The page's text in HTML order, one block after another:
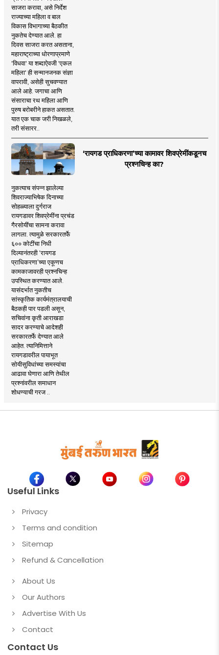
साजरा करावा, असे निर्देश
राज्याच्या महिला व बाल
विकास विभागाच्या बैठकीत
नुकतेच देण्यात आले. हा
दिवस साजरा करत असताना,
महाराष्ट्राच्या धोरणाप्रमाणे
'विधवा' या शब्दाऐवजी 'एकल
महिला' ही सन्मानजनक संज्ञा
वापरावी, असेही सुचवण्यात
आले आहे. जगाचा आणि
संसाराचा रथ महिला आणि
पुरुष बरोबरीने हाकत असतात.
यात एक चाक जरी निखळले,
तरी संसारर..
‘रायगड प्राधिकरणा’च्या कामावर शिवप्रेमींकडूनच
प्रश्नचिन्ह का?
नुकत्याच संपन्न झालेल्या
शिवराज्याभिषेक दिनाच्या
सोहळ्याला दुर्गराज
रायगडावर शिवप्रेमींना प्रचंड
गैरसोयींचा सामना करावा
लागला. त्यामुळे सरकारतर्फे
६०० कोटींचा निधी
दिल्यानंतरही ‘रायगड
प्राधिकरणा’च्या एकूणच
कामकाजावरही प्रश्नचिन्ह
उपस्थित करण्यात आले.
यासंदर्भात नुकतीच
सांस्कृतिक कार्यमंत्रालयाची
बैठकही पार पडली असून,
सचिवांना कृती आराखडा
सादर करण्याचे आदेशही
सरकारतर्फे देण्यात आले
आहेत. त्यानिमित्ताने
रायगडावरील पायाभूत
सोयीसुविधांच्या समस्यांचा
आढावा घेणारा आणि तेथील
प्रश्नांवरील समाधान
शोधण्याची गरज ..
Useful Links
Privacy
Terms and condition
Sitemap
Refund & Cancellation
About Us
Our Authors
Advertise With Us
Contact
Contact Us